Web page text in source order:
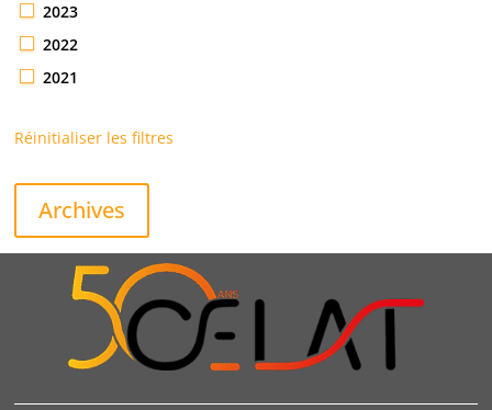
2023
2022
2021
Réinitialiser les filtres
Archives